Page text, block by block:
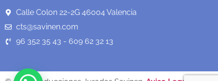
Calle Colon 22-2G 46004 Valencia
cts@savinen.com
96 352 35 43 - 609 62 32 13